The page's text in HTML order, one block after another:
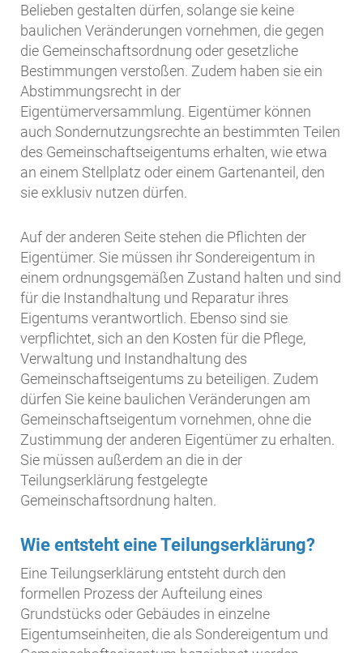
Belieben gestalten dürfen, solange sie keine
baulichen Veränderungen vornehmen, die gegen
die Gemeinschaftsordnung oder gesetzliche
Bestimmungen verstoßen. Zudem haben sie ein
Abstimmungsrecht in der
Eigentümerversammlung. Eigentümer können
auch Sondernutzungsrechte an bestimmten Teilen
des Gemeinschaftseigentums erhalten, wie etwa
an einem Stellplatz oder einem Gartenanteil, den
sie exklusiv nutzen dürfen.
Auf der anderen Seite stehen die Pflichten der
Eigentümer. Sie müssen ihr Sondereigentum in
einem ordnungsgemäßen Zustand halten und sind
für die Instandhaltung und Reparatur ihres
Eigentums verantwortlich. Ebenso sind sie
verpflichtet, sich an den Kosten für die Pflege,
Verwaltung und Instandhaltung des
Gemeinschaftseigentums zu beteiligen. Zudem
dürfen Sie keine baulichen Veränderungen am
Gemeinschaftseigentum vornehmen, ohne die
Zustimmung der anderen Eigentümer zu erhalten.
Sie müssen außerdem an die in der
Teilungserklärung festgelegte
Gemeinschaftsordnung halten.
Wie entsteht eine Teilungserklärung?
Eine Teilungserklärung entsteht durch den
formellen Prozess der Aufteilung eines
Grundstücks oder Gebäudes in einzelne
Eigentumseinheiten, die als Sondereigentum und